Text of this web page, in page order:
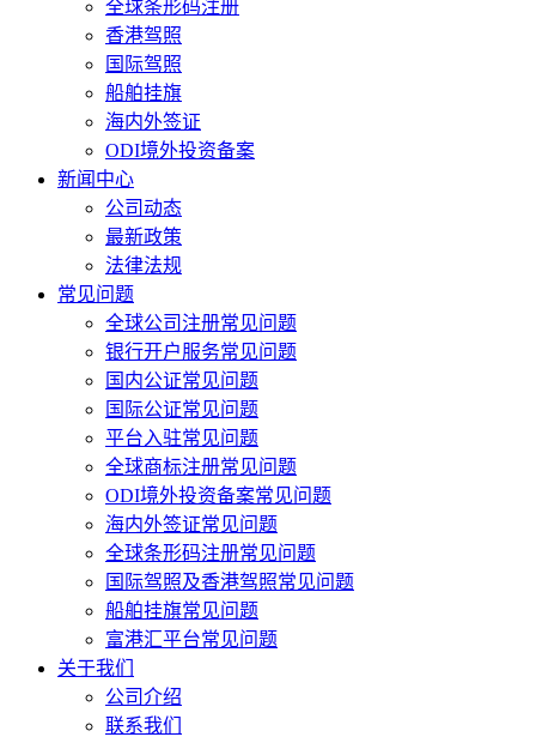
全球条形码注册
香港驾照
国际驾照
船舶挂旗
海内外签证
ODI境外投资备案
新闻中心
公司动态
最新政策
法律法规
常见问题
全球公司注册常见问题
银行开户服务常见问题
国内公证常见问题
国际公证常见问题
平台入驻常见问题
全球商标注册常见问题
ODI境外投资备案常见问题
海内外签证常见问题
全球条形码注册常见问题
国际驾照及香港驾照常见问题
船舶挂旗常见问题
富港汇平台常见问题
关于我们
公司介绍
联系我们